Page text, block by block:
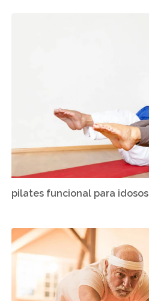
pilates funcional para idosos